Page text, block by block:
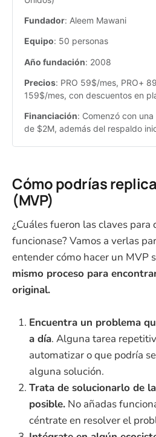
Fundador: Aleem Mawani
Equipo: 50 personas
Año fundación: 2008
Precios: PRO 59$/mes, PRO+
159$/mes, con descuentos en
Financiación: Comenzó con
de $2M, además del respaldo
Cómo podrías
(MVP)
¿Cuáles fueron las claves para
funcionase? Vamos a verlas
entender cómo hacer un MVP
mismo proceso para
original.
Encuentra un problema
a día. Alguna tarea
automatizar o que podría
alguna solución.
Trata de solucionarlo de
posible. No añadas
céntrate en resolver el